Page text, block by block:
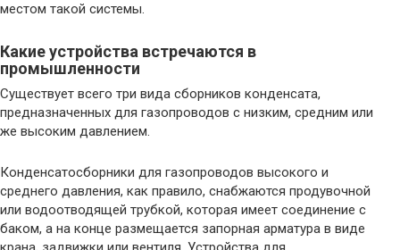
местом такой системы.
Какие устройства встречаются в
промышленности
Существует всего три вида сборников конденсата,
предназначенных для газопроводов с низким, средним или
же высоким давлением.
Конденсатосборники для газопроводов высокого и
среднего давления, как правило, снабжаются продувочной
или водоотводящей трубкой, которая имеет соединение с
баком, а на конце размещается запорная арматура в виде